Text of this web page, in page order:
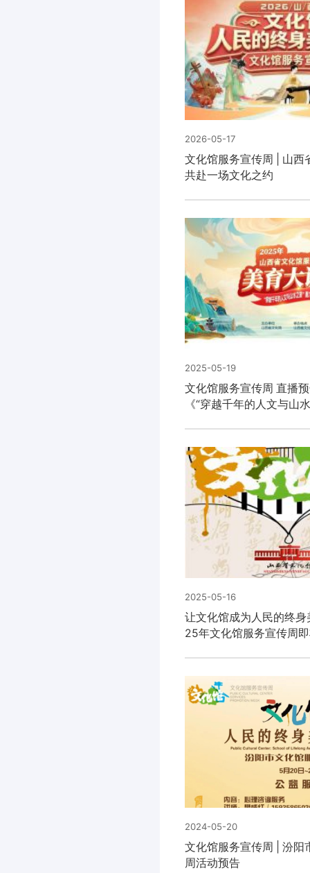
2026-05-17
文化馆服务宣传周 | 山西
共赴一场文化之约
2025-05-19
文化馆服务宣传周 直播
《“穿越千年的人文与山
2025-05-16
让文化馆成为人民的终
25年文化馆服务宣传周
2024-05-20
文化馆服务宣传周 | 汾阳
周活动预告